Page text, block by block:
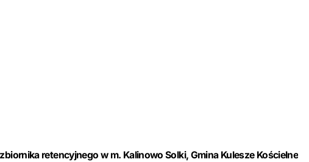
retencyjnego w m. Kalinowo Solki, Gmina Kulesze Kościelne